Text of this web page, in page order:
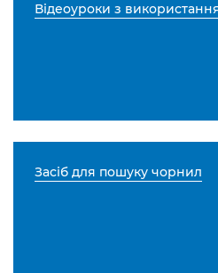
Відеоуроки з
Засіб для пошуку чорнил